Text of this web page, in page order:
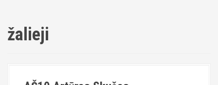
žalieji